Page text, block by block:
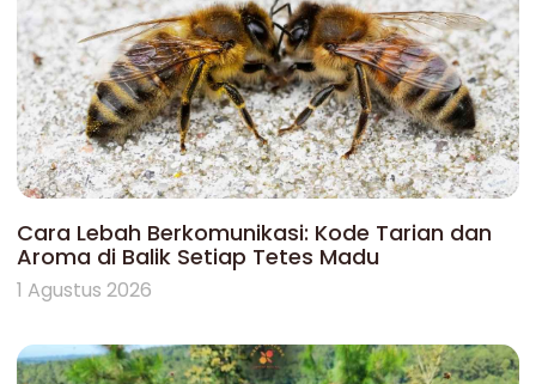
Cara Lebah Berkomunikasi: Kode Tarian dan
Aroma di Balik Setiap Tetes Madu
1 Agustus 2026